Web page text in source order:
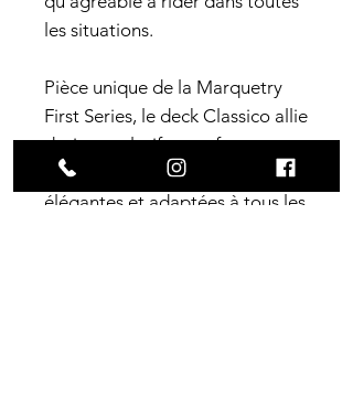
les situations.
Pièce unique de la Marquetry
First Series, le deck Classico allie
design exclusif et performance,
pour des sessions de ride
élégantes et adaptées à tous les